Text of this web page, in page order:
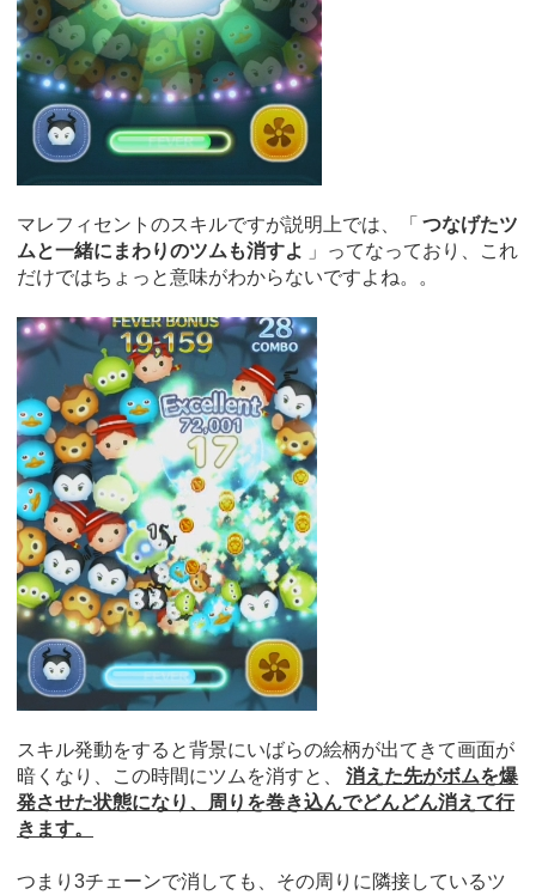
マレフィセントのスキルですが説明上では、「 つなげたツ
ムと一緒にまわりのツムも消すよ
」ってなっており、これ
だけではちょっと意味がわからないですよね。。
スキル発動をすると背景にいばらの絵柄が出てきて画面が
暗くなり、この時間にツムを消すと、
消えた先がボムを爆
発させた状態になり、周りを巻き込んでどんどん消えて行
きます。
つまり3チェーンで消しても、その周りに隣接しているツ